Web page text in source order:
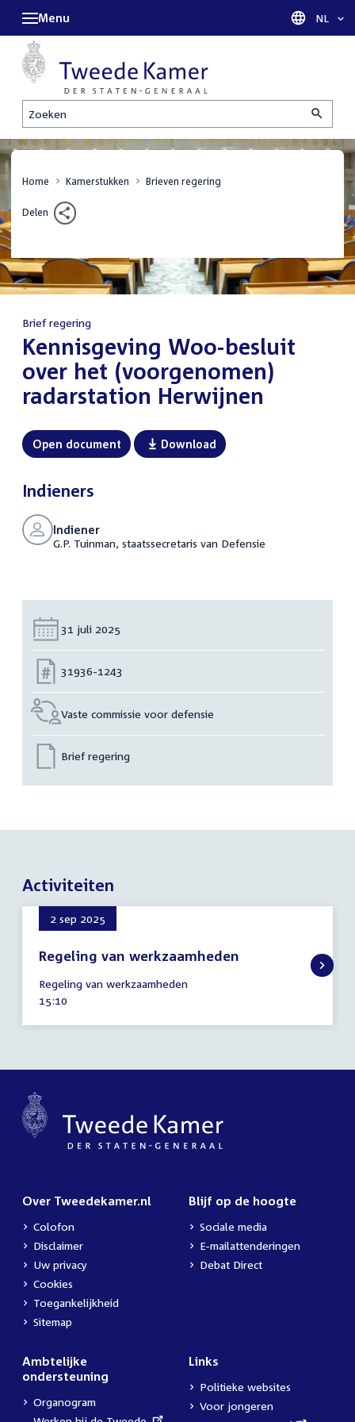
Zoeken
Menu Taal
NL
Home Kamerstukken Brieven regering
Delen
Brief regering
:Kennisgeving Woo-besluit
over het (voorgenomen)
radarstation Herwijnen
Open document Download
Indieners
Indiener
G.P. Tuinman, staatssecretaris van Defensie
Datum:
31 juli 2025
Nummer:
31936-1243
Vaste commissie voor defensie
Brief regering
Activiteiten
2 sep 2025
Regeling van werkzaamheden
september
2025
Regeling van werkzaamheden
Tijd
15:10
Over Tweedekamer.nl
Colofon
Disclaimer
Uw privacy
Cookies
Toegankelijkheid
Sitemap
Blijf op de hoogte
Sociale media
E-mailattenderingen
Debat Direct
Ambtelijke
ondersteuning
Organogram
Links
Politieke websites
Voor jongeren